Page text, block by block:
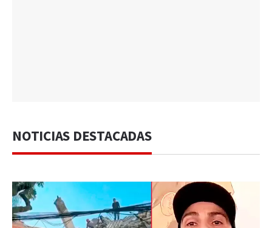
NOTICIAS DESTACADAS